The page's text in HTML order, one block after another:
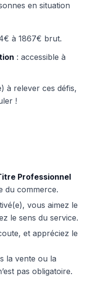
en situation
à 1867€ brut.
: accessible à
à relever ces défis,
!
Professionnel
du commerce.
vous aimez le
le sens du service.
et appréciez le
la vente ou la
pas obligatoire.